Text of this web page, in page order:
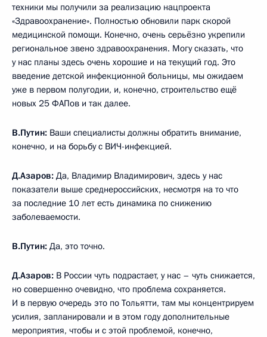
техники мы получили за реализацию нацпроекта
«Здравоохранение». Полностью обновили парк скорой
медицинской помощи. Конечно, очень серьёзно укрепили
региональное звено здравоохранения. Могу сказать, что
у нас планы здесь очень хорошие и на текущий год. Это
введение детской инфекционной больницы, мы ожидаем
уже в первом полугодии, и, конечно, строительство ещё
новых 25 ФАПов и так далее.
В.Путин: Ваши специалисты должны обратить внимание,
конечно, и на борьбу с ВИЧ-инфекцией.
Д.Азаров: Да, Владимир Владимирович, здесь у нас
показатели выше среднероссийских, несмотря на то что
за последние 10 лет есть динамика по снижению
заболеваемости.
В.Путин: Да, это точно.
Д.Азаров: В России чуть подрастает, у нас – чуть снижается,
но совершенно очевидно, что проблема сохраняется.
И в первую очередь это по Тольятти, там мы концентрируем
усилия, запланировали и в этом году дополнительные
мероприятия, чтобы и с этой проблемой, конечно,